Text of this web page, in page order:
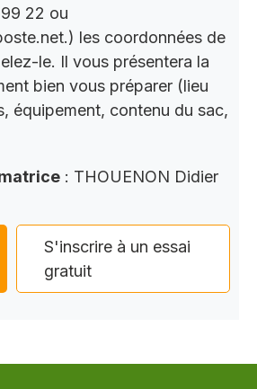
22 ou
les coordonnées de
le. Il vous présentera la
bien vous préparer (lieu
équipement, contenu du sac,
: THOUENON Didier
S'inscrire à un essai
gratuit